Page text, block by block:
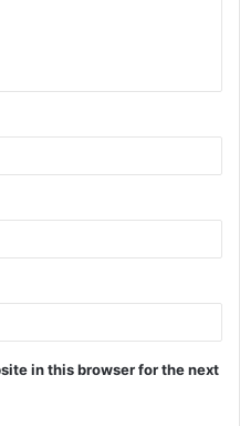
in this browser for the next